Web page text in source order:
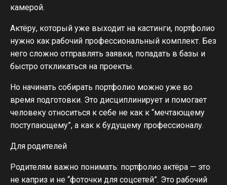
камерой.
Актёру, который уже выходит на кастинги, портфолио
нужно как рабочий профессиональный комплект. Без
него сложно отправлять заявки, попадать в базы и
быстро откликаться на проекты.
Но начинать собирать портфолио можно уже во
время подготовки. Это дисциплинирует и помогает
человеку относиться к себе не как к “мечтающему
поступающему”, а как к будущему профессионалу.
Для родителей
Родителям важно понимать: портфолио актёра — это
не каприз и не “фоточки для соцсетей”. Это рабочий